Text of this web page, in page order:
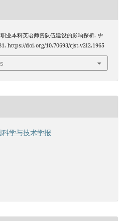
业本科英语师资队伍建设的影响探析. 中
https://doi.org/10.70693/cjst.v2i2.1965
学与技术学报